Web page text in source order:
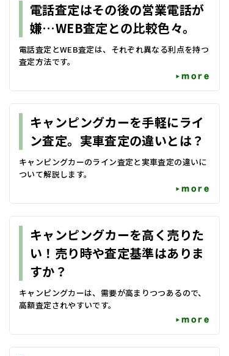
電話査定はその後の営業電話が
嫌…WEB査定との比較色々。
電話査定とWEB査定は、それぞれ異なる利点を持つ
査定方法です。
more
キャンピングカーを手軽にライ
ン査定。実車査定の違いとは？
キャンピングカーのライン査定と実車査定の違いに
ついて解説します。
more
キャンピングカーを高く売りた
い！売り時や査定基準はありま
すか？
キャンピングカーは、需要が高まりつつあるので、
高額査定されやすいです。
more